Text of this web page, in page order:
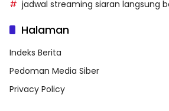
jadwal streaming siaran langsung
Halaman
Indeks Berita
Pedoman Media Siber
Privacy Policy